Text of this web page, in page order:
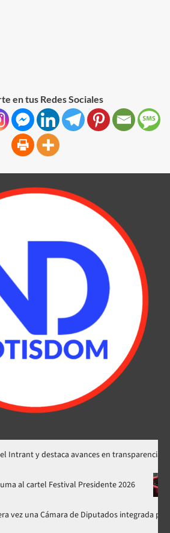
en tus Redes Sociales
avances en transparencia, seguridad
se suma al cartel Festival Presidente
de Diputados integrada por 170